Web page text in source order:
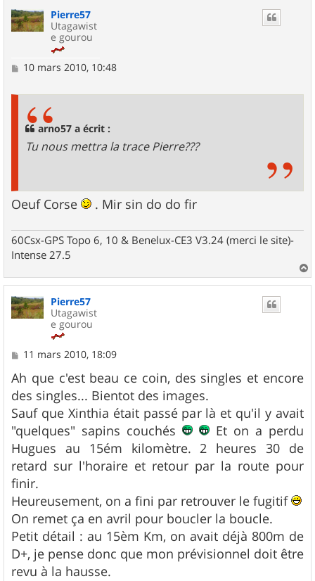
Pierre57
Utagawist
e gourou
M10 mars 2010, 10:48
arno57 a écrit :
Tu nous mettra la trace Pierre???
Oeuf Corse . Mir sin do do fir
60Csx-GPS Topo 6, 10 & Benelux-CE3 V3.24 (merci le site)-
Intense 27.5
a
Pierre57
Utagawist
e gourou
M
s
s
a
g
e
11 mars 2010, 18:09
Ah que c'est beau ce coin, des singles et encore
des singles... Bientot des images.
Sauf que Xinthia était passé par là et qu'il y avait
"quelques" sapins couchés
Et on a perdu
Hugues au 15ém kilomètre. 2 heures 30 de
retard sur l'horaire et retour par la route pour
finir.
Heureusement, on a fini par retrouver le fugitif
On remet ça en avril pour boucler la boucle.
Petit détail : au 15èm Km, on avait déjà 800m de
D+, je pense donc que mon prévisionnel doit être
revu à la hausse.